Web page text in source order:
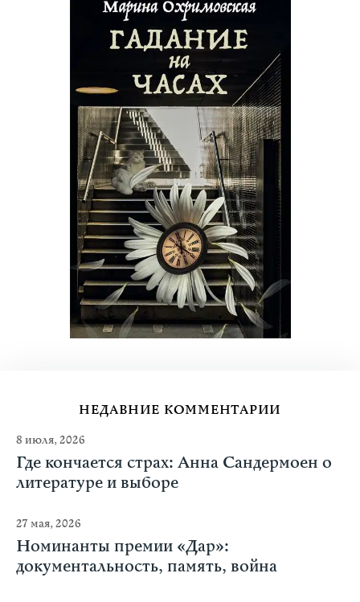
НЕДАВНИЕ КОММЕНТАРИИ
8 июля, 2026
Где кончается страх: Анна Сандермоен о
литературе и выборе
27 мая, 2026
Номинанты премии «Дар»:
документальность, память, война